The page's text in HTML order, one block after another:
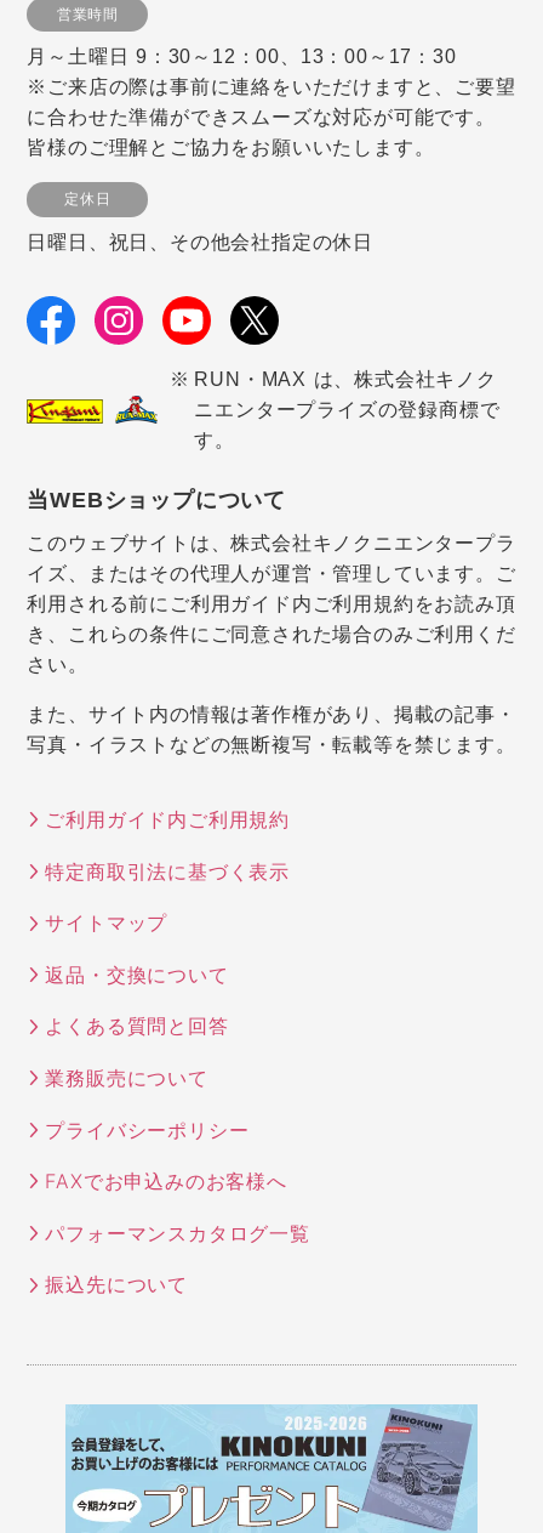
営業時間
月～土曜日 9：30～12：00、13：00～17：30
※ご来店の際は事前に連絡をいただけますと、ご要望
に合わせた準備ができスムーズな対応が可能です。
皆様のご理解とご協力をお願いいたします。
定休日
日曜日、祝日、その他会社指定の休日
RUN・MAX は、株式会社キノク
ニエンタープライズの登録商標で
す。
当WEBショップについて
このウェブサイトは、株式会社キノクニエンタープラ
イズ、またはその代理人が運営・管理しています。ご
利用される前にご利用ガイド内ご利用規約をお読み頂
き、これらの条件にご同意された場合のみご利用くだ
さい。
また、サイト内の情報は著作権があり、掲載の記事・
写真・イラストなどの無断複写・転載等を禁じます。
ご利用ガイド内ご利用規約
特定商取引法に基づく表示
サイトマップ
返品・交換について
よくある質問と回答
業務販売について
プライバシーポリシー
FAXでお申込みのお客様へ
パフォーマンスカタログ一覧
振込先について